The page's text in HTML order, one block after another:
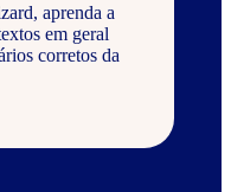
aprenda a
em geral
corretos da